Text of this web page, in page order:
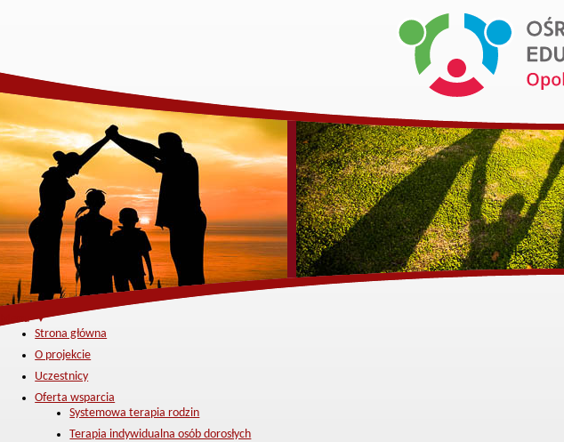
Menu ▼
Strona główna
O projekcie
Uczestnicy
Oferta wsparcia
Systemowa terapia rodzin
Terapia indywidualna osób dorosłych